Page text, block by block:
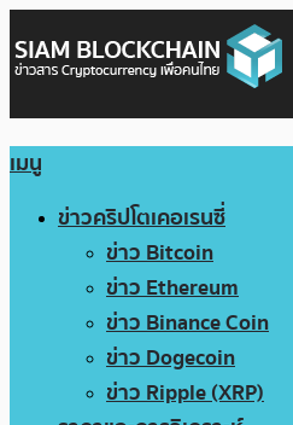
เมนู
ข่าวคริปโตเคอเรนซี่
ข่าว Bitcoin
ข่าว Ethereum
ข่าว Binance Coin
ข่าว Dogecoin
ข่าว Ripple (XRP)